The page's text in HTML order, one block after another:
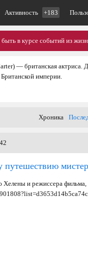
Активность +183
в курсе событий из
— британская
империи.
Хроника
Хелены и режиссера